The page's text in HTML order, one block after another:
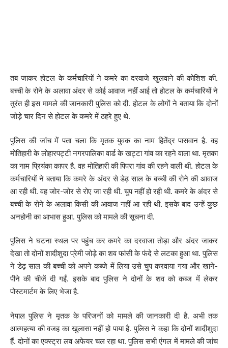
तब जाकर होटल के कर्मचारियों ने कमरे का दरवाजे खुलवाने की कोशिश की.
बच्ची के रोने के अलावा अंदर से कोई आवाज नहीं आई तो होटल के कर्मचारियों ने
तुरंत ही इस मामले की जानकारी पुलिस को दी. होटल के लोगों ने बताया कि दोनों
जोड़े चार दिन से होटल के कमरे में ठहरे हुए थे.
पुलिस की जांच में पता चला कि मृतक युवक का नाम हितेंद्र पासवान है. वह
मोतिहारी के लोहारपट्टी नगरपालिका वार्ड के खट्टा गांव का रहने वाला था. मृतका
का नाम प्रियंका कापर है. वह मोतिहारी की पिपरा गांव की रहने वाली थी. होटल के
कर्मचारियों ने बताया कि कमरे के अंदर से डेढ़ साल के बच्ची की रोने की आवाज
आ रही थी. वह जोर-जोर से रोए जा रही थी. चुप नहीं हो रही थी. कमरे के अंदर से
बच्ची के रोने के अलावा किसी की आवाज नहीं आ रही थी. इसके बाद उन्हें कुछ
अनहोनी का आभास हुआ. पुलिस को मामले की सूचना दी.
पुलिस ने घटना स्थल पर पहुंच कर कमरे का दरवाजा तोड़ा और अंदर जाकर
देखा तो दोनों शादीशुदा प्रेमी जोड़े का शव फांसी के फंदे से लटका हुआ था. पुलिस
ने डेढ़ साल की बच्ची को अपने कब्जे में लिया उसे चुप करवाया गया और खाने-
पीने की चीजें दी गईं. इसके बाद पुलिस ने दोनों के शव को कब्ज में लेकर
पोस्टमार्टम के लिए भेजा है.
नेपाल पुलिस ने मृतक के परिजनों को मामले की जानकारी दी है. अभी तक
आत्महत्या की वजह का खुलासा नहीं हो पाया है. पुलिस ने कहा कि दोनों शादीशुदा
हैं. दोनों का एक्स्ट्रा लव अफेयर चल रहा था. पुलिस सभी एंगल में मामले की जांच